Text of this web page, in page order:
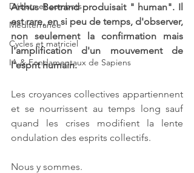
Débats et combats
Méditerranée
Cycles et matriciel
IA & Fondamentaux de Sapiens
Arthus Bertrand produisait " human". Il
est rare, en si peu de temps, d'observer,
non seulement la confirmation mais
l'amplification d'un mouvement de
l'esprit humain.
Les croyances collectives appartiennent
et se nourrissent au temps long sauf
quand les crises modifient la lente
ondulation des esprits collectifs.
Nous y sommes.